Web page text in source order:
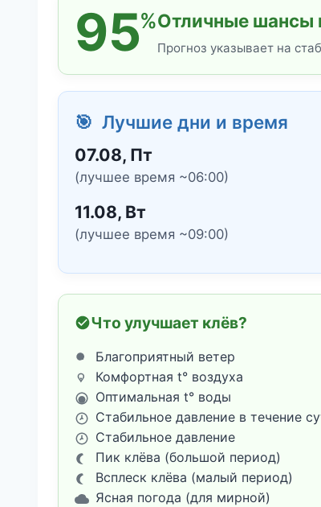
95%Отличные шансы
Прогноз указывает на
🎯 Лучшие дни и время
07.08, Пт
(лучшее время ~06:00)
11.08, Вт
(лучшее время ~09:00)
Что улучшает клёв?
Благоприятный ветер
Комфортная t° воздуха
Оптимальная t° воды
Стабильное давление в течение
Стабильное давление
Пик клёва (большой период)
Всплеск клёва (малый период)
Ясная погода (для мирной)